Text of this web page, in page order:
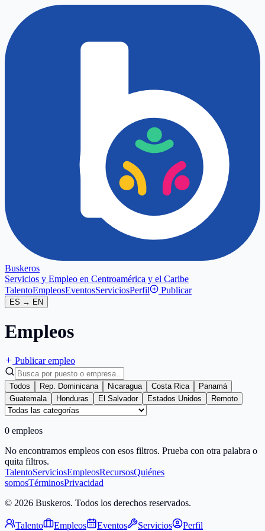
Buskeros
Servicios y Empleo en Centroamérica y el Caribe
TalentoEmpleosEventosServiciosPerfil Publicar
ES → EN
Empleos
Publicar empleo
Todos Rep. Dominicana Nicaragua Costa Rica
Panamá
Guatemala
Honduras El Salvador Estados Unidos Remoto
0 empleos
No encontramos empleos con esos filtros. Prueba con otra palabra o
quita filtros.
TalentoServiciosEmpleosRecursosQuiénes
somosTérminosPrivacidad
© 2026 Buskeros. Todos los derechos reservados.
Talento Empleos Eventos Servicios Perfil